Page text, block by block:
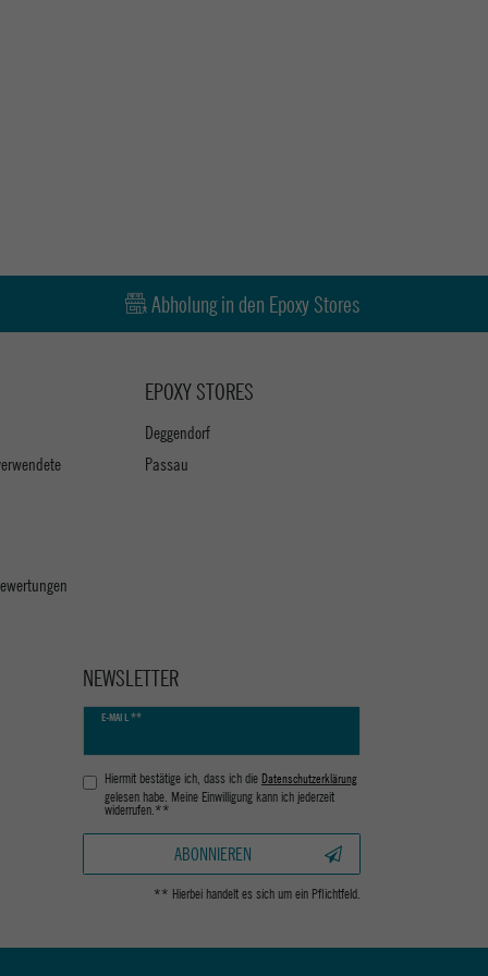
Abholung in den Epoxy Stores
EPOXY STORES
Deggendorf
Passau
NEWSLETTER
E-MAIL **
Newsletter
Hiermit bestätige ich, dass ich die Daten­schutz­erklärung
gelesen habe. Meine Einwilligung kann ich jederzeit
widerrufen.**
ABONNIEREN
** Hierbei handelt es sich um ein Pflichtfeld.